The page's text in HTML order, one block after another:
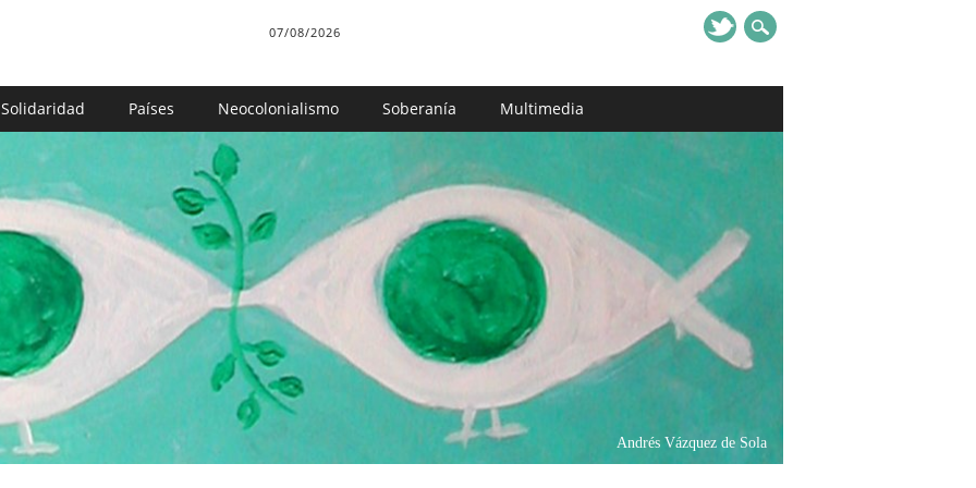
07/08/2026
Solidaridad Países Neocolonialismo Soberanía Multimedia
Andrés Vázquez de Sola